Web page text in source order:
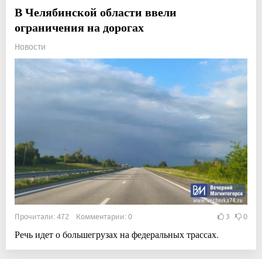
В Челябинской области ввели
ограничения на дорогах
Новости
Прочитали: 472 Комментарии: 0 3 0
Речь идет о большегрузах на федеральных трассах.